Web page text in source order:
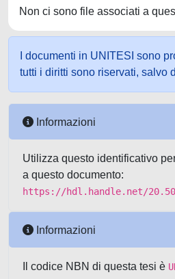
Non ci sono file associati a
I documenti in UNITESI sono
tutti i diritti sono riservati, salvo
Informazioni
Utilizza questo identificativo
a questo documento:
https://hdl.handle.net/
Informazioni
Il codice NBN di questa tesi è